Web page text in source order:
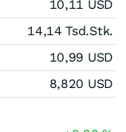
10,11 USD
14,14 Tsd.Stk.
10,99 USD
8,820 USD